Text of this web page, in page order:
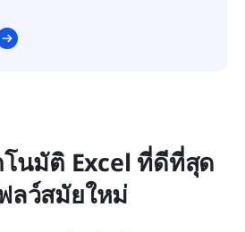
โนมัติ Excel ที่ดีที่สุด
ลว์สมัยใหม่